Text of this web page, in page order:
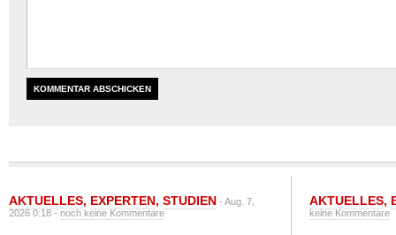
AKTUELLES, EXPERTEN, STUDIEN - Aug. 7,
2026 0:18 -noch keine Kommentare
AKTUELLES,
keine Kommentare